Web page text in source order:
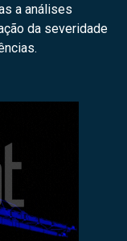
a análises
da severidade